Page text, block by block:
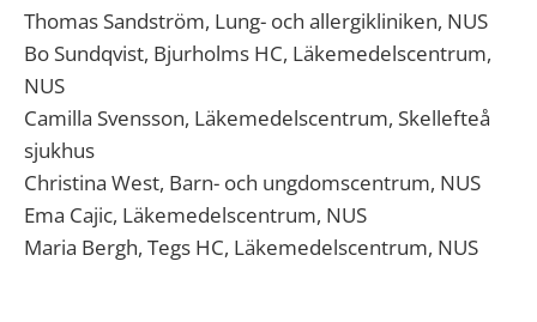
Thomas Sandström, Lung- och allergikliniken, NUS
Bo Sundqvist, Bjurholms HC, Läkemedelscentrum,
NUS
Camilla Svensson, Läkemedelscentrum, Skellefteå
sjukhus
Christina West, Barn- och ungdomscentrum, NUS
Ema Cajic, Läkemedelscentrum, NUS
Maria Bergh, Tegs HC, Läkemedelscentrum, NUS